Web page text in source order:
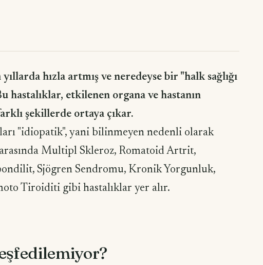
hızla artmış ve neredeyse bir "halk sağlığı
hastalıklar, etkilenen organa ve hastanın
şekillerde ortaya çıkar.
"idiopatik", yani bilinmeyen nedenli olarak
Multipl Skleroz, Romatoid Artrit,
Sjögren Sendromu, Kronik Yorgunluk,
Tiroiditi gibi hastalıklar yer alır.